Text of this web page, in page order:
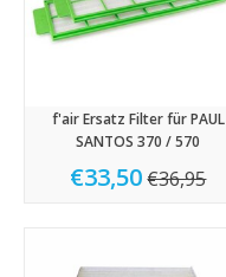
f'air Ersatz Filter für PAUL
SANTOS 370 / 570
€33,50 €36,95